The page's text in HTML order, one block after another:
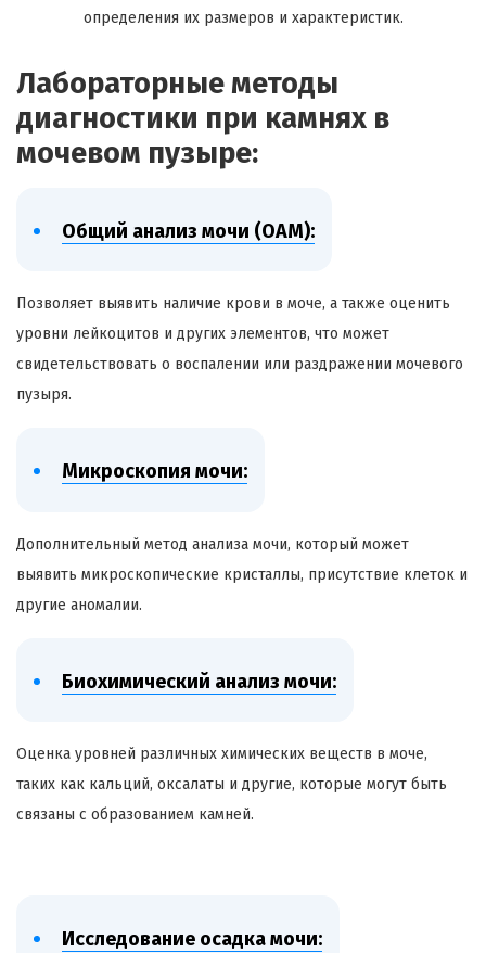
определения их размеров и характеристик.
Лабораторные методы
диагностики при камнях в
мочевом пузыре:
Общий анализ мочи (ОАМ):
Позволяет выявить наличие крови в моче, а также оценить
уровни лейкоцитов и других элементов, что может
свидетельствовать о воспалении или раздражении мочевого
пузыря.
Микроскопия мочи:
Дополнительный метод анализа мочи, который может
выявить микроскопические кристаллы, присутствие клеток и
другие аномалии.
Биохимический анализ мочи:
Оценка уровней различных химических веществ в моче,
таких как кальций, оксалаты и другие, которые могут быть
связаны с образованием камней.
Исследование осадка мочи: